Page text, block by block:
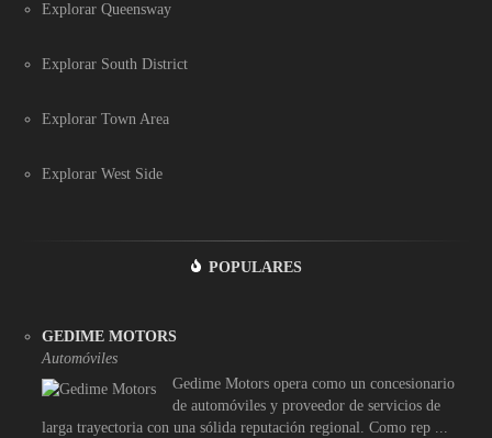
Explorar Queensway
Explorar South District
Explorar Town Area
Explorar West Side
POPULARES
GEDIME MOTORS
Automóviles
Gedime Motors opera como un concesionario
de automóviles y proveedor de servicios de
larga trayectoria con una sólida reputación regional. Como rep ...